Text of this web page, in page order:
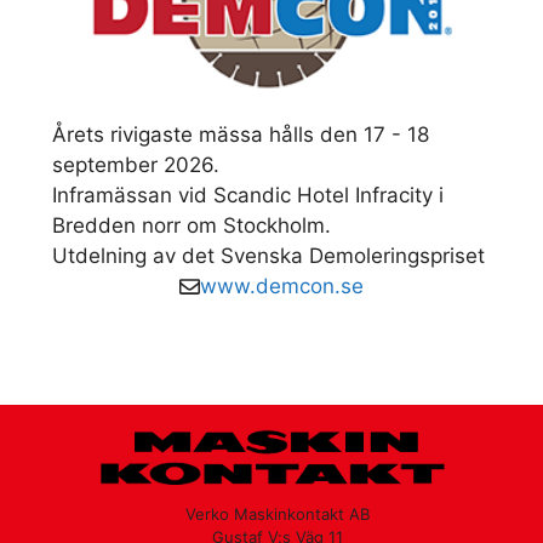
Årets rivigaste mässa hålls den 17 - 18
september 2026.
Inframässan vid Scandic Hotel Infracity i
Bredden norr om Stockholm.
Utdelning av det Svenska Demoleringspriset
www.demcon.se
Verko Maskinkontakt AB
Gustaf V:s Väg 11